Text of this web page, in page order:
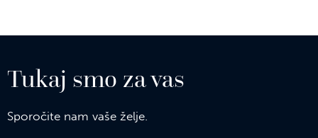
Tukaj smo za vas
Sporočite nam vaše želje.